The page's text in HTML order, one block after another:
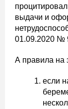
выдачи и
01.09.2020 №
А правила на
если